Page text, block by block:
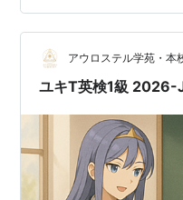
の朝は、考えを少し深
今日は、例文を1本だけ
しょう。 ====…
アウロステル学苑・本
ユキT英検1級